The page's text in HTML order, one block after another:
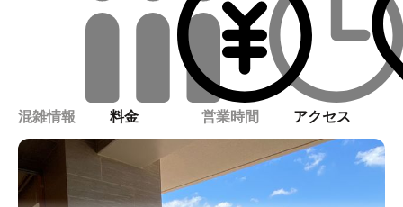
混雑情報 料金 営業時間 アクセス